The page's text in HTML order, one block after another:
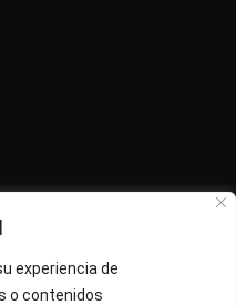
experiencia de
o contenidos